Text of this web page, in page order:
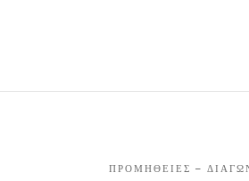
ΠΡΟΜΉΘΕΙΕΣ –